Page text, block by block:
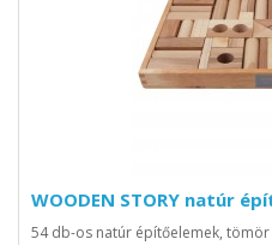
WOODEN STORY natúr
54 db-os natúr építőelemek,